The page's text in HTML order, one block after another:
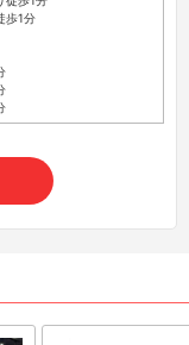
歩1分